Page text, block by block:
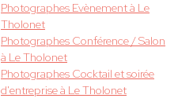
Photographes Evènement à Le
Tholonet
Photographes Conférence / Salon
à Le Tholonet
Photographes Cocktail et soirée
d'entreprise à Le Tholonet